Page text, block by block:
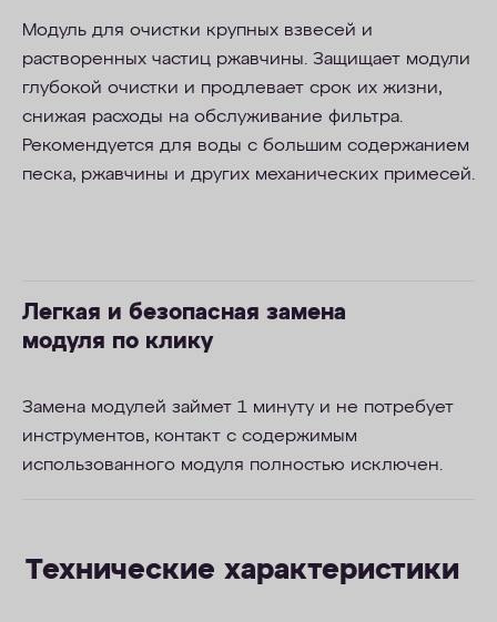
Модуль для очистки крупных взвесей и
растворенных частиц ржавчины. Защищает модули
глубокой очистки и продлевает срок их жизни,
снижая расходы на обслуживание фильтра.
Рекомендуется для воды с большим содержанием
песка, ржавчины и других механических примесей.
Легкая и безопасная замена
модуля по клику
Замена модулей займет 1 минуту и не потребует
инструментов, контакт с содержимым
использованного модуля полностью исключен.
Технические характеристики